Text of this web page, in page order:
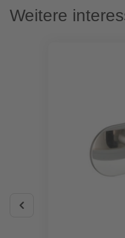
Weitere